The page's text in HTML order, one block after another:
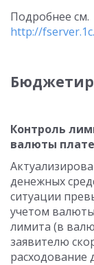
Подробнее см.
http://
Контроль
валюты
денежных
ситуации
учетом
лимита (в
заявителю
расходование